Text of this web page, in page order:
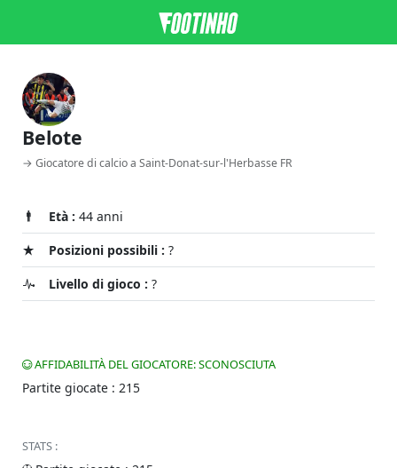
Belote
→ Giocatore di calcio a Saint-Donat-sur-l'Herbasse FR
Età : 44 anni
Posizioni possibili : ?
Livello di gioco : ?
AFFIDABILITÀ DEL GIOCATORE: SCONOSCIUTA
Partite giocate : 215
STATS :